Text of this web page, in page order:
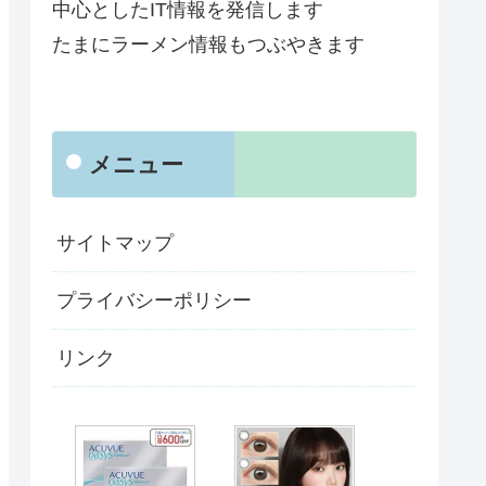
中心としたIT情報を発信します
たまにラーメン情報もつぶやきます
メニュー
サイトマップ
プライバシーポリシー
リンク